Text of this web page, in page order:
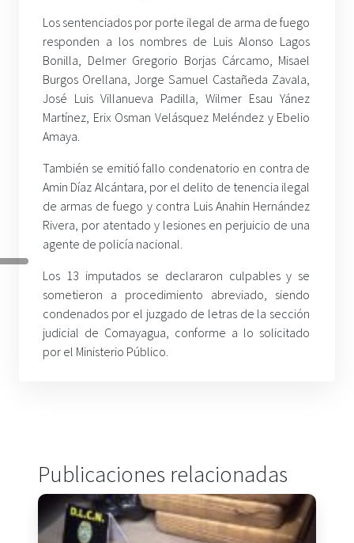
Los sentenciados por porte ilegal de arma de fuego
responden a los nombres de Luis Alonso Lagos
Bonilla, Delmer Gregorio Borjas Cárcamo, Misael
Burgos Orellana, Jorge Samuel Castañeda Zavala,
José Luis Villanueva Padilla, Wilmer Esau Yánez
Martínez, Erix Osman Velásquez Meléndez y Ebelio
Amaya.
También se emitió fallo condenatorio en contra de
Amin Díaz Alcántara, por el delito de tenencia ilegal
de armas de fuego y contra Luis Anahin Hernández
Rivera, por atentado y lesiones en perjuicio de una
agente de policía nacional.
Los 13 imputados se declararon culpables y se
sometieron a procedimiento abreviado, siendo
condenados por el juzgado de letras de la sección
judicial de Comayagua, conforme a lo solicitado
por el Ministerio Público.
Publicaciones relacionadas